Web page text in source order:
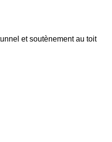
et soutènement au toit